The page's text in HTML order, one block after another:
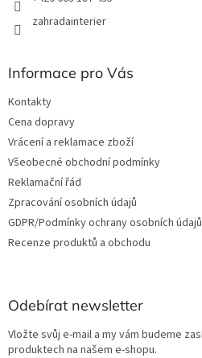
zahradainterier
Informace pro Vás
Kontakty
Cena dopravy
Vrácení a reklamace zboží
Všeobecné obchodní podmínky
Reklamační řád
Zpracování osobních údajů
GDPR/Podmínky ochrany osobních údajů
Recenze produktů a obchodu
Odebírat newsletter
Vložte svůj e-mail a my vám budeme
produktech na našem e-shopu.